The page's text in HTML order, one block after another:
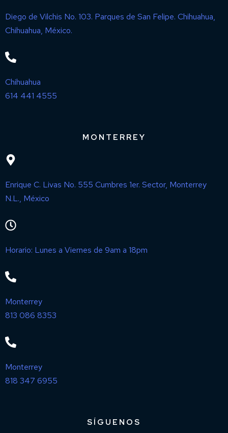
Diego de Vilchis No. 103. Parques de San Felipe. Chihuahua,
Chihuahua, México.
Chihuahua
614 441 4555
MONTERREY
Enrique C. Livas No. 555 Cumbres 1er. Sector, Monterrey
N.L., México
Horario: Lunes a Viernes de 9am a 18pm
Monterrey
813 086 8353
Monterrey
818 347 6955
SÍGUENOS